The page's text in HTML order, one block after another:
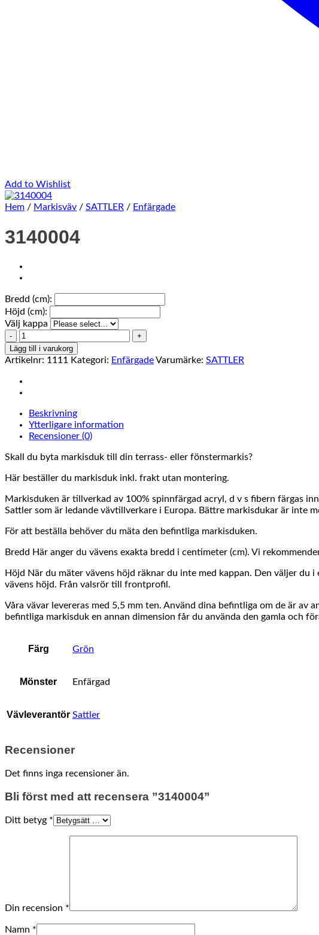
Add to Wishlist
Hem / Markisväv / SATTLER / Enfärgade
3140004
Bredd (cm):
Höjd (cm):
Välj kappa
3140004
mängd
Lägg till i varukorg
Artikelnr: 1111 Kategori: EnfärgadeVarumärke: SATTLER
Beskrivning
Ytterligare information
Recensioner (0)
Skall du byta markisduk till din terrass- eller fönstermarkis?
Här beställer du markisduk inkl. frakt utan montering.
Markisduken är tillverkad av 100% spinnfärgad acryl, d v s fibern färgas
Sattler som är ledande vävtillverkare i Europa. Bättre markisdukar är inte
För att beställa behöver du mäta den befintliga markisduken.
Bredd Här anger du vävens exakta bredd i centimeter (cm). Vi
Höjd När du mäter vävens höjd räknar du inte med kappan. Den väljer du
vävens höjd. Från valsrör till frontprofil.
Våra vävar levereras med 5,5 mm ten. Använd dina befintliga om de är
befintliga markisduk en annan dimension får du använda den gamla och
Färg Grön
Mönster Enfärgad
Vävleverantör Sattler
Recensioner
Det finns inga recensioner än.
Bli först med att recensera ”3140004”
Ditt betyg *
Din recension *
Namn *